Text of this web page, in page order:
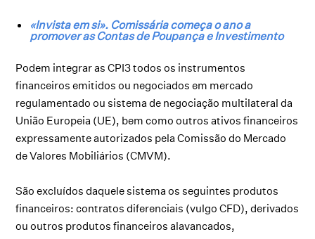
«Invista em si». Comissária começa o ano a
promover as Contas de Poupança e Investimento
Podem integrar as CPI3 todos os instrumentos
financeiros emitidos ou negociados em mercado
regulamentado ou sistema de negociação multilateral da
União Europeia (UE), bem como outros ativos financeiros
expressamente autorizados pela Comissão do Mercado
de Valores Mobiliários (CMVM).
São excluídos daquele sistema os seguintes produtos
financeiros: contratos diferenciais (vulgo CFD), derivados
ou outros produtos financeiros alavancados,